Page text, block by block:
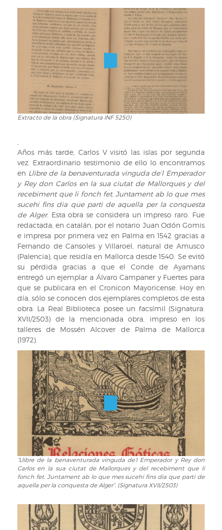
Isla
Mallorca:
notas
tomadas
vuela
pluma
publicadas
con
motivo
de
visita
de
S.M.
el
Rey
D.
Alfonso
XIII
(q.
D.
g.)
a
esta
isla
/
por
Pedro
Sampol
y
Ripoll.
Encuadernado
Rusia.
(Signatura
5250)
Extracto
obra
(Signatura
INF
5250)
Extracto de la obra (Signatura INF 5250)
Años más tarde, Carlos V visitó las islas por segunda
vez. Extraordinario testimonio de ello lo encontramos
en Llibre de la benaventurada vinguda de’l Emperador
y Rey don Carlos en la sua ciutat de Mallorques y del
recebiment que li fonch fet. Juntament ab lo que mes
sucehi fins dia que parti de aquella per la conquesta
de Alger. Esta obra se considera un impreso raro. Fue
redactada, en catalán, por el notario Juan Odón Gomis
e impresa por primera vez en Palma en 1542 gracias a
Fernando de Cansoles y Villaroel, natural de Amusco
(Palencia), que residía en Mallorca desde 1540. Se evitó
su pérdida gracias a que el Conde de Ayamans
entregó un ejemplar a Álvaro Campaner y Fuertes para
que se publicara en el Cronicon Mayoricense. Hoy en
día, sólo se conocen dos ejemplares completos de esta
obra. La Real Biblioteca posee un facsímil (Signatura:
XVII/2503) de la mencionada obra, impreso en los
talleres de Mossén Alcover de Palma de Mallorca
(1972).
“Llibre
de
vinguda
de’l
Emperador
“Llibre de la benaventurada vinguda de’l Emperador y Rey don
Carlos en la sua ciutat de Mallorques y del recebiment que li
fonch fet. Juntament ab lo que mes sucehi fins dia que parti de
aquella per la conquesta de Alger”. (Signatura XVII/2503)